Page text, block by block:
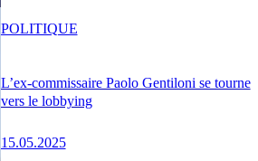
L’ex-commissaire Paolo Gentiloni se tourne
vers le lobbying
15.05.2025
POLITIQUE